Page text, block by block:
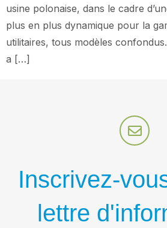
usine polonaise, dans le cadre
plus en plus dynamique pour la
utilitaires, tous modèles
a […]
Inscrivez-
lettre